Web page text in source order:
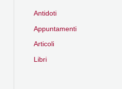
Antidoti
Appuntamenti
Articoli
Libri